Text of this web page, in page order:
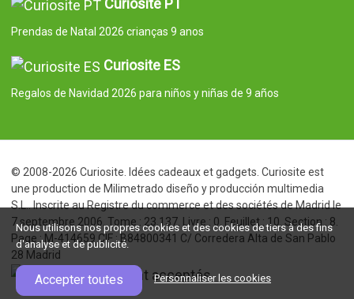
Curiosite PT
Prendas de Natal 2026 crianças 9 anos
Curiosite ES
Regalos de Navidad 2026 para niños y niñas de 9 años
© 2008-2026 Curiosite. Idées cadeaux et gadgets. Curiosite est
une production de Milimetrado diseño y producción multimedia
S.L.. Inscrite au Registre du commerce et des sociétés de Madrid le
7 septembre 2006. Tome : 23.137. Livre : 0. Feuillet : 10. Section : 8.
Page : M-414659 CIF : B84800341 C/ Corredera Alta de San Pablo
28 Madrid
Nous utilisons nos propres cookies et des cookies de tiers à des fins
d'analyse et de publicité.
Accepter toutes Personnaliser les cookies